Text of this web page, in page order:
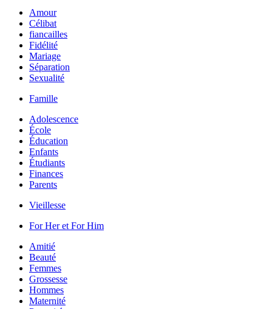
Amour
Célibat
fiancailles
Fidélité
Mariage
Séparation
Sexualité
Famille
Adolescence
École
Éducation
Enfants
Étudiants
Finances
Parents
Vieillesse
For Her et For Him
Amitié
Beauté
Femmes
Grossesse
Hommes
Maternité